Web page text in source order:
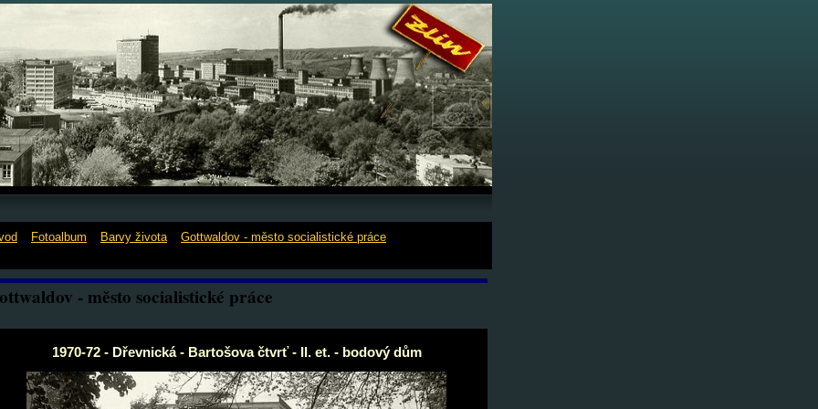
Fotoalbum Barvy života» Gottwaldov - město socialistické práce
- město socialistické práce
1970-72 - Dřevnická - Bartošova čtvrť - II. et. - bodový dům